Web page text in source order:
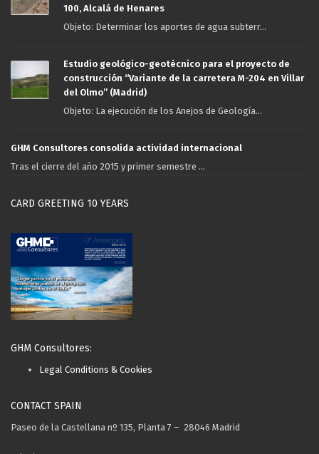
100, Alcalá de Henares
Objeto: Determinar los aportes de agua subterr...
Estudio geológico-geotécnico para el proyecto de
construcción “Variante de la carretera M-204 en Villar
del Olmo” (Madrid)
Objeto: La ejecución de los Anejos de Geología...
GHM Consultores consolida actividad internacional
Tras el cierre del año 2015 y primer semestre ...
CARD GREETING 10 YEARS
GHM Consultores:
Legal Conditions & Cookies
CONTACT SPAIN
Paseo de la Castellana nº 135, Planta 7 – 28046 Madrid